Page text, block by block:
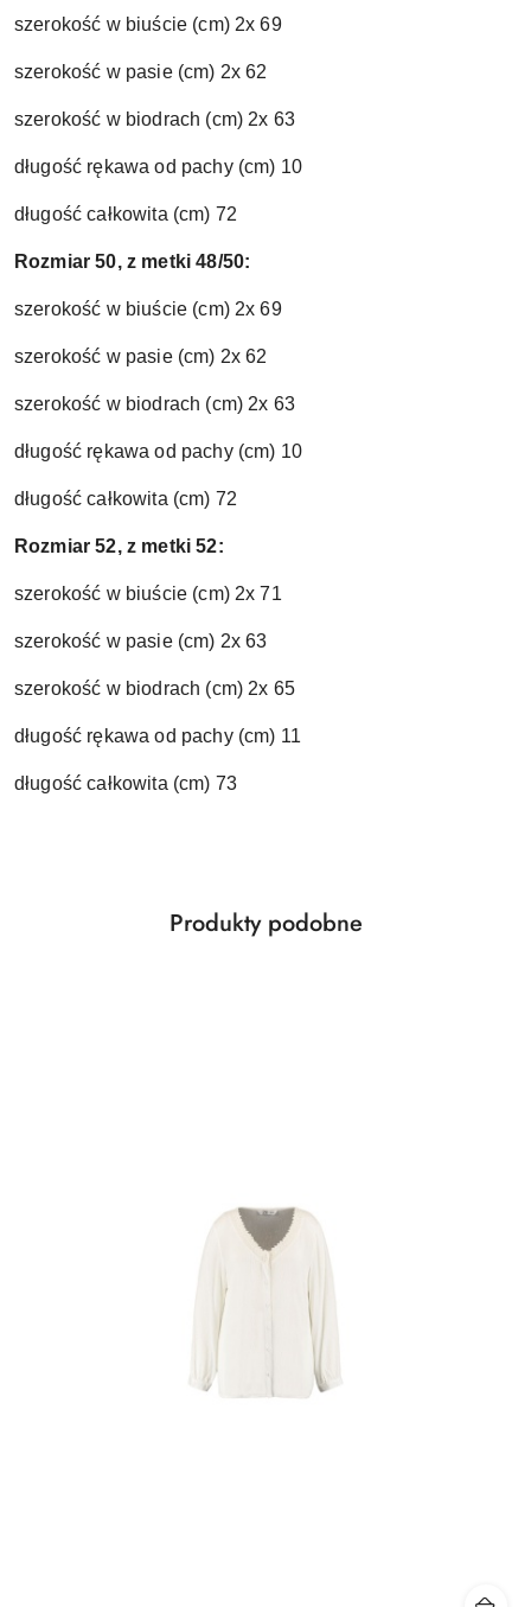
szerokość w biuście (cm) 2x 69
szerokość w pasie (cm) 2x 62
szerokość w biodrach (cm) 2x 63
długość rękawa od pachy (cm) 10
długość całkowita (cm) 72
Rozmiar 50, z metki 48/50:
szerokość w biuście (cm) 2x 69
szerokość w pasie (cm) 2x 62
szerokość w biodrach (cm) 2x 63
długość rękawa od pachy (cm) 10
długość całkowita (cm) 72
Rozmiar 52, z metki 52:
szerokość w biuście (cm) 2x 71
szerokość w pasie (cm) 2x 63
szerokość w biodrach (cm) 2x 65
długość rękawa od pachy (cm) 11
długość całkowita (cm) 73
Pomiń karuzelę produktów
Produkty
Produkty podobne